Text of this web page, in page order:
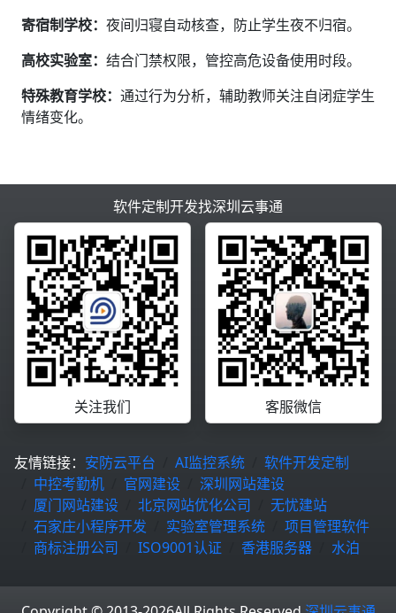
寄宿制学校‌： 夜间归寝自动核查，防止学生夜不归宿。
高校实验室‌： 结合门禁权限，管控高危设备使用时段。
特殊教育学校‌： 通过行为分析，辅助教师关注自闭症学生
情绪变化。
软件定制开发找深圳云事通
关注我们 客服微信
友情链接： 安防云平台 AI监控系统
软件开发定制
中控考勤机
官网建设
深圳网站建设
厦门网站建设
北京网站优化公司
无忧建站
石家庄小程序开发
实验室管理系统
项目管理软件
商标注册公司
ISO9001认证 香港服务器 水泊